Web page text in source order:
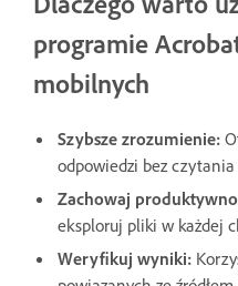
programie
mobilnych
Szybsze zrozumienie:
odpowiedzi bez
Zachowaj
eksploruj pliki w każdej
Weryfikuj wyniki: